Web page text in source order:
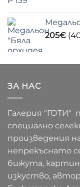
205€
ЗА НАС
Галерия "ГОТИ"
специално
произведения
непрекъснато
бижута,
изкуство,